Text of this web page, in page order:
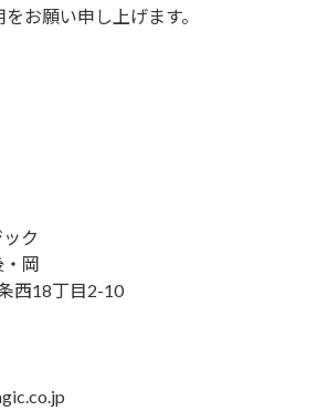
お願い申し上げます。
ク
岡
西18丁目2-10